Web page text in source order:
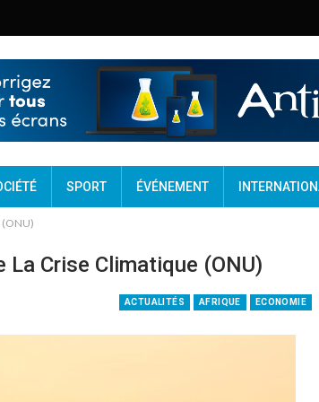
SPORT ÉVÉNEMENT
(ONU)
La Crise Climatique (ONU)
ACTUALITÉS AFRIQUE ECONOMIE